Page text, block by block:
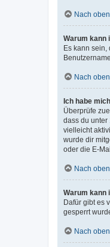
Nach oben
Warum kann
Es kann sein,
Nach oben
Ich habe
Überprüfe
dass du unter
vielleicht
wurde dir
oder die E-
Nach oben
Warum kann
Dafür gibt es
gesperrt
Nach oben